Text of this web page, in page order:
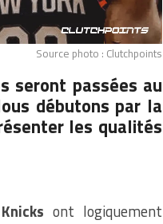
Source photo : Clutchpoints
seront passées au
débutons par la
les qualités
Knicks ont logiquement